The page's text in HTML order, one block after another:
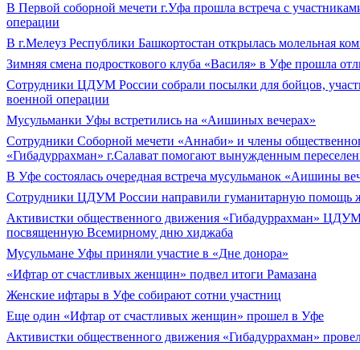
В Первой соборной мечети г.Уфа прошла встреча с
операции
В г.Мелеуз Республики Башкортостан открылась молельная
Зимняя смена подросткового клуба «Василя» в Уфе прошла
Сотрудники ЦДУМ России собрали посылки для бойцов,
военной операции
Мусульманки Уфы встретились на «Аишиных вечерах»
Сотрудники Соборной мечети «Аннаби» и члены
«Гибадуррахман» г.Салават помогают вынужденным
В Уфе состоялась очередная встреча мусульманок «Аишины
Сотрудники ЦДУМ России направили гуманитарную помощь
Активистки общественного движения «Гибадуррахман» ЦДУМ
посвященную Всемирному дню хиджаба
Мусульмане Уфы приняли участие в «Дне донора»
«Ифтар от счастливых женщин» подвел итоги Рамазана
Женские ифтары в Уфе собирают сотни участниц
Еще один «Ифтар от счастливых женщин» прошел в Уфе
Активистки общественного движения «Гибадуррахман»